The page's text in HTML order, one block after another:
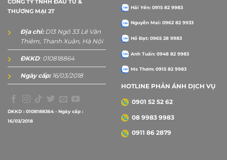
CÔNG TY TNHH ĐẦU TƯ &
THƯƠNG MẠI 2T
Địa chỉ:D13 Ngõ 33 Lê Văn
Thiêm, Thanh Xuân, Hà Nội
ĐKKD: 010818864
Ngày cấp:16/03/2018
DKKD : 0108188364 - Ngày cấp :
16/03/2018
Hải Yến: 0915 82 9983
Nguyễn Mai: 0962 82 9933
Hồ Đạt: 0965 28 9983
Anh Tuấn: 0948 82 9983
Ms Thơm: 0915 82 9983
HOTLINE PHẢN ÁNH DỊCH VỤ
0901 52 52 62
08 9983 9983
0911 86 2879